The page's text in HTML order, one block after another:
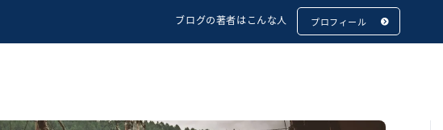
ブログの著者はこんな人 プロフィール